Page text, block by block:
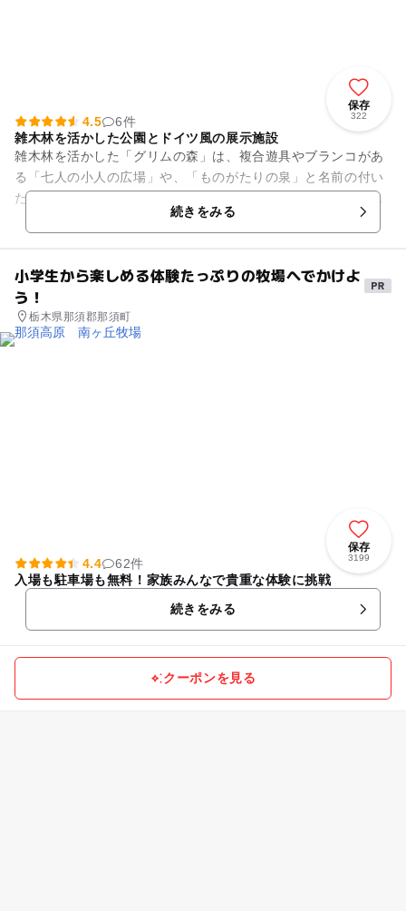
保存
322
4.5
6件
雑木林を活かした公園とドイツ風の展示施設
雑木林を活かした「グリムの森」は、複合遊具やブランコがあ
る「七人の小人の広場」や、「ものがたりの泉」と名前の付い
た噴水などがある癒しの公園です。公園の中に建つ「グリムの
館」は、ドイツのレッチンゲ...続きをみる
小学生から楽しめる体験たっぷりの牧場へでかけよ
う！
栃木県那須郡那須町
保存
3199
4.4
62件
入場も駐車場も無料！家族みんなで貴重な体験に挑戦
続きをみる
クーポンを見る